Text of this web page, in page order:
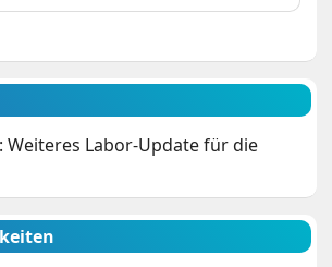
Weiteres Labor-Update für die